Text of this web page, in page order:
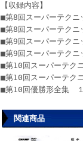
【収録内容】
■第8回スーパーテク
■第8回スーパーテク
■第9回スーパーテク
■第9回スーパーテク
■第10回スーパーテク
■第10回スーパーテク
■第10回優勝形全集
関連商品